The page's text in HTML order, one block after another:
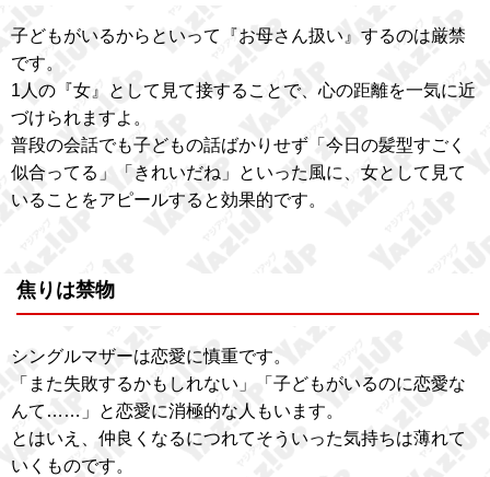
子どもがいるからといって『お母さん扱い』するのは厳禁
です。
1人の『女』として見て接することで、心の距離を一気に近
づけられますよ。
普段の会話でも子どもの話ばかりせず「今日の髪型すごく
似合ってる」「きれいだね」といった風に、女として見て
いることをアピールすると効果的です。
焦りは禁物
シングルマザーは恋愛に慎重です。
「また失敗するかもしれない」「子どもがいるのに恋愛な
んて……」と恋愛に消極的な人もいます。
とはいえ、仲良くなるにつれてそういった気持ちは薄れて
いくものです。